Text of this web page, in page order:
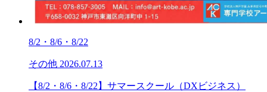
8/2・8/6・8/22
その他 2026.07.13
【8/2・8/6・8/22】サマースクール（DXビジネス）